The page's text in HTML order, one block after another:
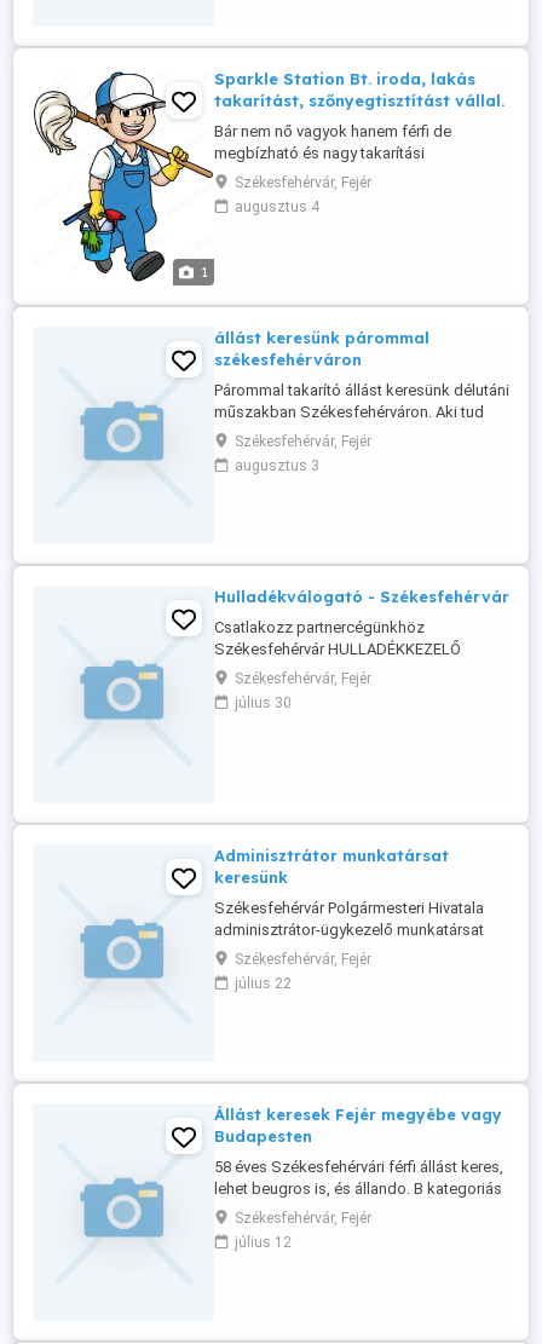
nappali műszak Főbb feladatok: A ...
1
Sparkle Station Bt. iroda, lakás
takarítást, szőnyegtisztítást vállal.
Bár nem nő vagyok hanem férfi de
megbízható és nagy takarítási
tapasztalattal rendelkezem. Régóta állami
intézményekben, irodaházakban
takarítok. Emelt szintű erkölcsi
itt:
Székesfehérvár, Fejér
augusztus 4
állást keresünk párommal
székesfehérváron
Párommal takarító állást keresünk délutáni
műszakban Székesfehérváron. Aki tud
segíteni írjon e-mailt.
Székesfehérvár, Fejér
augusztus 3
Hulladékválogató - Székesfehérvár
Csatlakozz partnercégünkhöz
Székesfehérvár HULLADÉKKEZELŐ
pozícióba! Partnerünk
hulladékfeldolgozással és -kezeléssel
foglalkozik, és új munkatársakat keres
Székesfehérvár, Fejér
július 30
Adminisztrátor munkatársat
keresünk
Székesfehérvár Polgármesteri Hivatala
adminisztrátor-ügykezelő munkatársat
keres. Elvárások -magyar állampolgárság,
büntetlen előélet, cselekvőképesség, ne
álljon a foglalkozás gyakorlásától eltiltás
Székesfehérvár, Fejér
július 22
Állást keresek Fejér megyébe vagy
Budapesten
58 éves Székesfehérvári férfi állást keres,
lehet beugros is, és állando. B kategoriás
jogositvány 41 éves vezetéssel, eddig
butor festészettel folalkoztam,
szoropisztolyal valo felhordással. Érdekel
Székesfehérvár, Fejér
július 12